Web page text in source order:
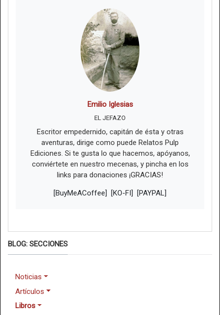
Emilio Iglesias
EL JEFAZO
Escritor empedernido, capitán de ésta y otras
aventuras, dirige como puede Relatos Pulp
Ediciones. Si te gusta lo que hacemos, apóyanos,
conviértete en nuestro mecenas, y pincha en los
links para donaciones ¡GRACIAS!
[BuyMeACoffee] [KO-FI] [PAYPAL]
BLOG: SECCIONES
Noticias
Artículos
Libros